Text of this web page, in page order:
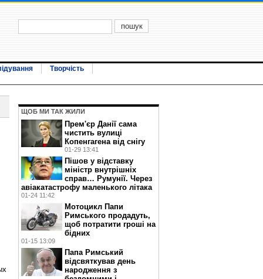
Творчість
ЩОБ МИ ТАК ЖИЛИ
Прем'єр Данії сама
чистить вулиці
Копенгагена від снігу
01-29 13:41
Пішов у відставку
міністр внутрішніх
справ… Румунії. Через
авіакатастрофу маленького літака
01-24 11:42
Мотоцикл Папи
Римського продадуть,
щоб потратити гроші на
бідних
01-15 13:09
Папа Римський
відсвяткував день
народження з